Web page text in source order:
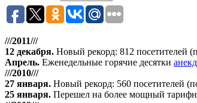
///2011///
12 декабря. Новый рекорд: 812 посетителей
Апрель. Еженедельные горячие десятки
///2010///
27 января. Новый рекорд: 560 посетителей
25 января. Перешел на более мощный